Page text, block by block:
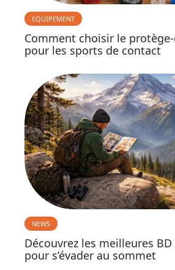
EQUIPEMENT
Comment choisir le
pour les sports de contact
NEWS
Découvrez les meilleures
pour s’évader au sommet